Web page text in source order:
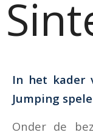
In het kader
Jumping
Onder de